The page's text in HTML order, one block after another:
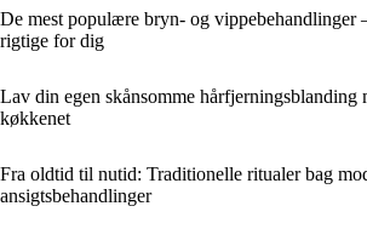
De mest populære bryn- og vippebehandlinger
rigtige for dig
Lav din egen skånsomme hårfjerningsblanding
køkkenet
Fra oldtid til nutid: Traditionelle ritualer bag
ansigtsbehandlinger